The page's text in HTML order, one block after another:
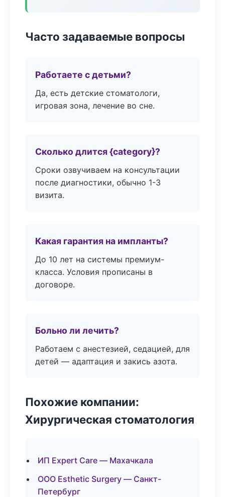
Часто задаваемые вопросы
Работаете с детьми?
Да, есть детские стоматологи,
игровая зона, лечение во сне.
Сколько длится {category}?
Сроки озвучиваем на консультации
после диагностики, обычно 1-3
визита.
Какая гарантия на импланты?
До 10 лет на системы премиум-
класса. Условия прописаны в
договоре.
Больно ли лечить?
Работаем с анестезией, седацией, для
детей — адаптация и закись азота.
Похожие компании:
Хирургическая стоматология
ИП Expert Care — Махачкала
ООО Esthetic Surgery — Санкт-
Петербург